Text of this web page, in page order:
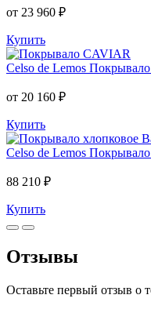
от 23 960 ₽
Купить
Celso de Lemos
от 20 160 ₽
Купить
Celso de Lemos Покрывало
88 210 ₽
Купить
Отзывы
Оставьте первый отзыв о